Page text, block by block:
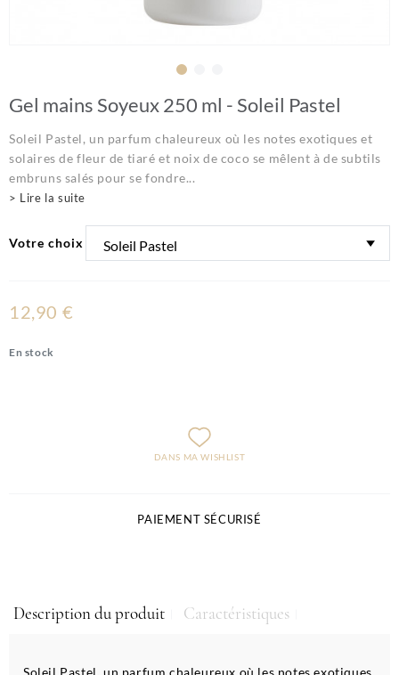
Gel mains Soyeux 250 ml - Soleil Pastel
Soleil Pastel, un parfum chaleureux où les notes exotiques et
solaires de fleur de tiaré et noix de coco se mêlent à de subtils
embruns salés pour se fondre...
> Lire la suite
Votre choix
12,90 €
En stock
DANS MA WISHLIST
PAIEMENT SÉCURISÉ
Description du produit Caractéristiques